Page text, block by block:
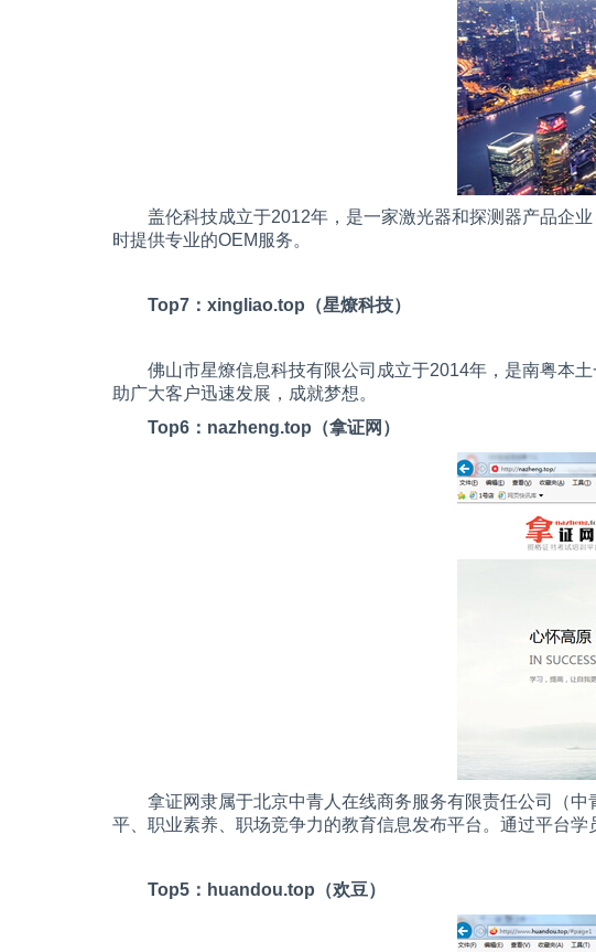
盖伦科技成立于2012年，是一家激光器和探测器产品企
时提供专业的OEM 服务。
Top7 ：xingliao.top （星燎科技）
佛山市星燎信息科技有限公司成立于2014年，是南粤本
助广大客户迅速发展，成就梦想。
Top6 ： nazheng.top （拿证网）
拿证网隶属于北京中青人在线商务服务有限责任公司（
平、职业素养、职场竞争力的教育信息发布平台。通过平台
Top5 ： huandou.top （欢豆）